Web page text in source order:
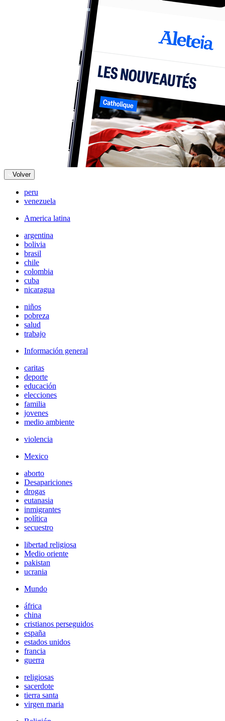
Volver
peru
venezuela
America latina
argentina
bolivia
brasil
chile
colombia
cuba
nicaragua
niños
pobreza
salud
trabajo
Información general
caritas
deporte
educación
elecciones
familia
jovenes
medio ambiente
violencia
Mexico
aborto
Desapariciones
drogas
eutanasia
inmigrantes
política
secuestro
libertad religiosa
Medio oriente
pakistan
ucrania
Mundo
áfrica
china
cristianos perseguidos
españa
estados unidos
francia
guerra
religiosas
sacerdote
tierra santa
virgen maria